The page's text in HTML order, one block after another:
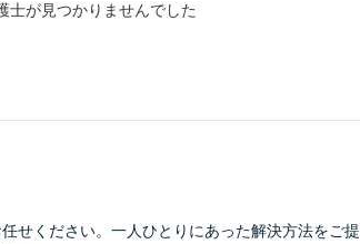
士が見つかりませんでした
せください。一人ひとりにあった解決方法をご